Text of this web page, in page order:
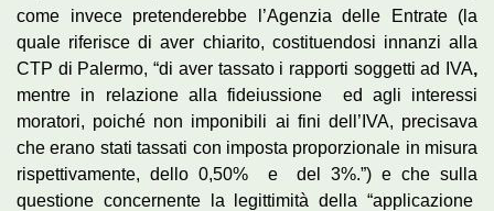
come invece pretenderebbe l’Agenzia delle Entrate (la
quale riferisce di aver chiarito, costituendosi innanzi alla
CTP di Palermo, “di aver tassato i rapporti soggetti ad IVA,
mentre in relazione alla fideiussione ed agli interessi
moratori, poiché non imponibili ai fini dell’IVA, precisava
che erano stati tassati con imposta proporzionale in misura
rispettivamente, dello 0,50% e del 3%.”) e che sulla
questione concernente la legittimità della “applicazione